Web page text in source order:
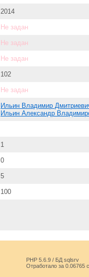
2014
Не задан
Не задан
Не задан
102
Не задан
Ильин Владимир
Ильин Александр
1
0
5
100
PHP 5.6.9 / БД sqlsrv
Отработало за 0.06765